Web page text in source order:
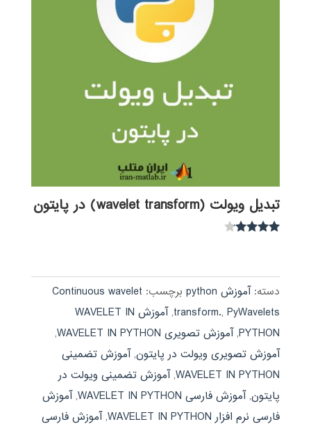
تبدیل ویولت (wavelet transform) در پایتون
دسته:آموزش python برچسب: Continuous wavelet
transform.,PyWavelets
,
آموزش WAVELET IN
PYTHON
,آموزش تصویری WAVELET IN PYTHON
,
آموزش تصویری ویولت در پایتون,آموزش تضمینی
WAVELET IN PYTHON
,آموزش تضمینی ویولت در
پایتون,آموزش فارسی WAVELET IN PYTHON ,آموزش
فارسی نرم افزار WAVELET IN PYTHON
,آموزش فارسی